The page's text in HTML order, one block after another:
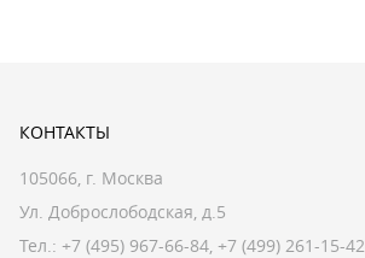
КОНТАКТЫ
105066, г. Москва
Ул. Доброслободская, д.5
Тел.: +7 (495) 967-66-84, +7 (499) 261-15-42